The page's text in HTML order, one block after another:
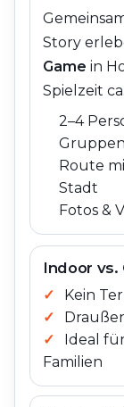
Story
Game in
Spielzeit
2–4
Route
Stadt
Fotos &
Indoor vs.
Kein
Ideal
Familien